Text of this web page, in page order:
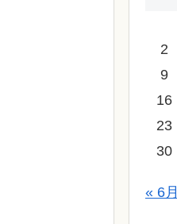
2
9
16
23
30
« 6月